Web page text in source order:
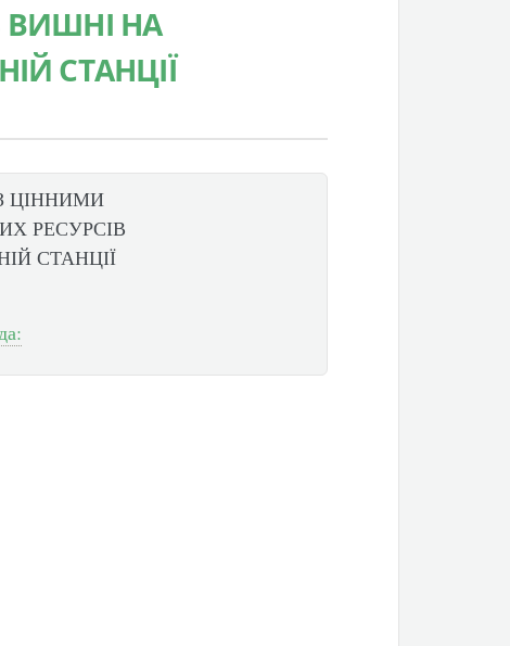
ВИШНІ НА
СТАНЦІЇ
ЦІННИМИ
РЕСУРСІВ
СТАНЦІЇ